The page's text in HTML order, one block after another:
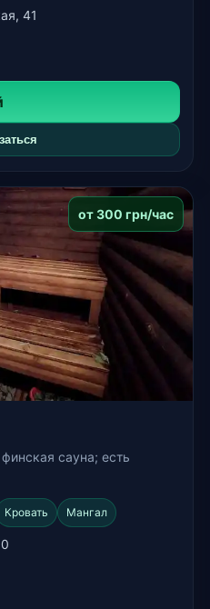
41
от 300 грн/час
сауна; есть
Кровать Мангал